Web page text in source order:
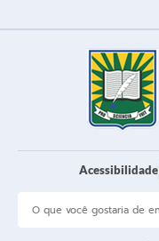
Acessibilidade